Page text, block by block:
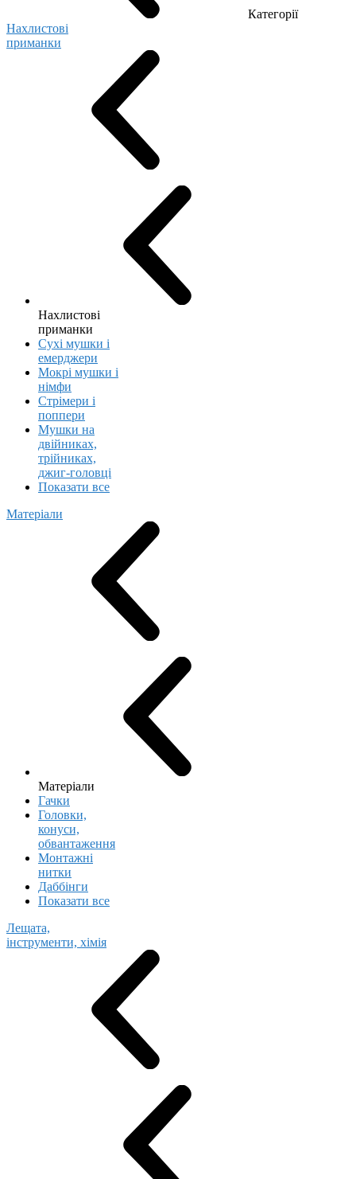
Категорії
Нахлистові
приманки
Нахлистові
приманки
Сухі мушки і
емерджери
Мокрі мушки і
німфи
Стрімери і
поппери
Мушки на
двійниках,
трійниках,
джиг-головці
Показати все
Матеріали
Матеріали
Гачки
Головки,
конуси,
обвантаження
Монтажні
нитки
Даббінги
Показати все
Лещата,
інструменти, хімія